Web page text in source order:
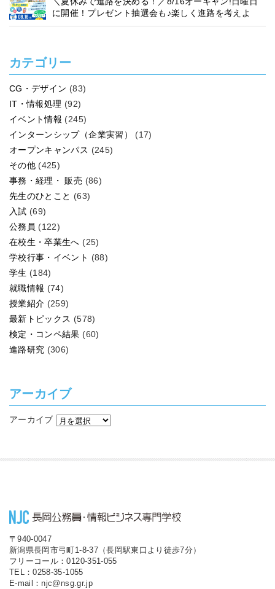
に開催！プレゼント抽選会も♪楽しく進路を考えよ
う！
カテゴリー
CG・デザイン (83)
IT・情報処理 (92)
イベント情報 (245)
インターンシップ（企業実習）
(17)
オープンキャンパス (245)
その他 (425)
事務・経理・ 販売 (86)
先生のひとこと (63)
入試 (69)
公務員 (122)
在校生・卒業生へ (25)
学校行事・イベント (88)
学生 (184)
就職情報 (74)
授業紹介 (259)
最新トピックス (578)
検定・コンペ結果 (60)
進路研究 (306)
アーカイブ
アーカイブ
〒940-0047
新潟県長岡市弓町1-8-37（長岡駅東口より徒歩7分）
フリーコール：0120-351-055
TEL：0258-35-1055
E-mail：njc@nsg.gr.jp